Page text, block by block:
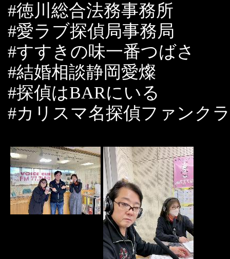
#徳川総合法務事務所
#愛ラブ探偵局事務局
#すすきの味一番つばさ
#結婚相談静岡愛燦
#探偵はBARにいる
#カリスマ名探偵ファンク